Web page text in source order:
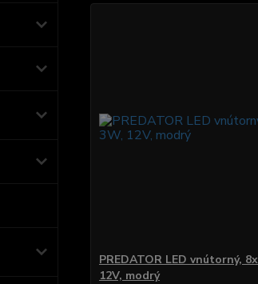
PREDATOR LED vnútorný,
12V, modrý